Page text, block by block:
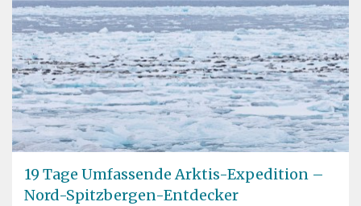
19 Tage Umfassende Arktis-Expedition –
Nord-Spitzbergen-Entdecker